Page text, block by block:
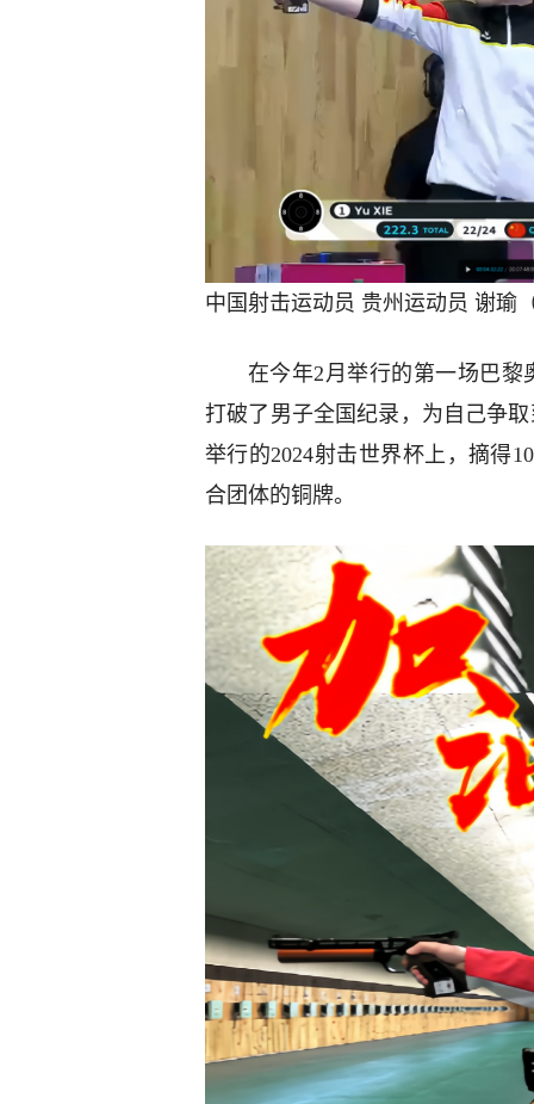
中国射击运动员 贵州运动员 谢瑜
在今年2月举行的第一场巴黎
打破了男子全国纪录，为自己争
举行的2024射击世界杯上，摘得
合团体的铜牌。